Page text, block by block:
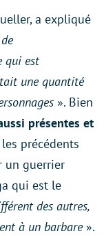
a expliqué
qui est
une quantité
». Bien
présentes et
précédents
un guerrier
qui est le
des autres,
à un barbare».